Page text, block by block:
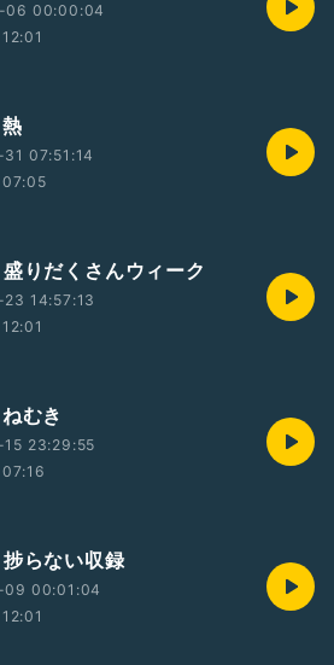
06 00:00:04
12:01
07:51:14
07:05
りだくさんウィーク
14:57:13
12:01
むき
23:29:55
07:16
らない収録
00:01:04
12:01